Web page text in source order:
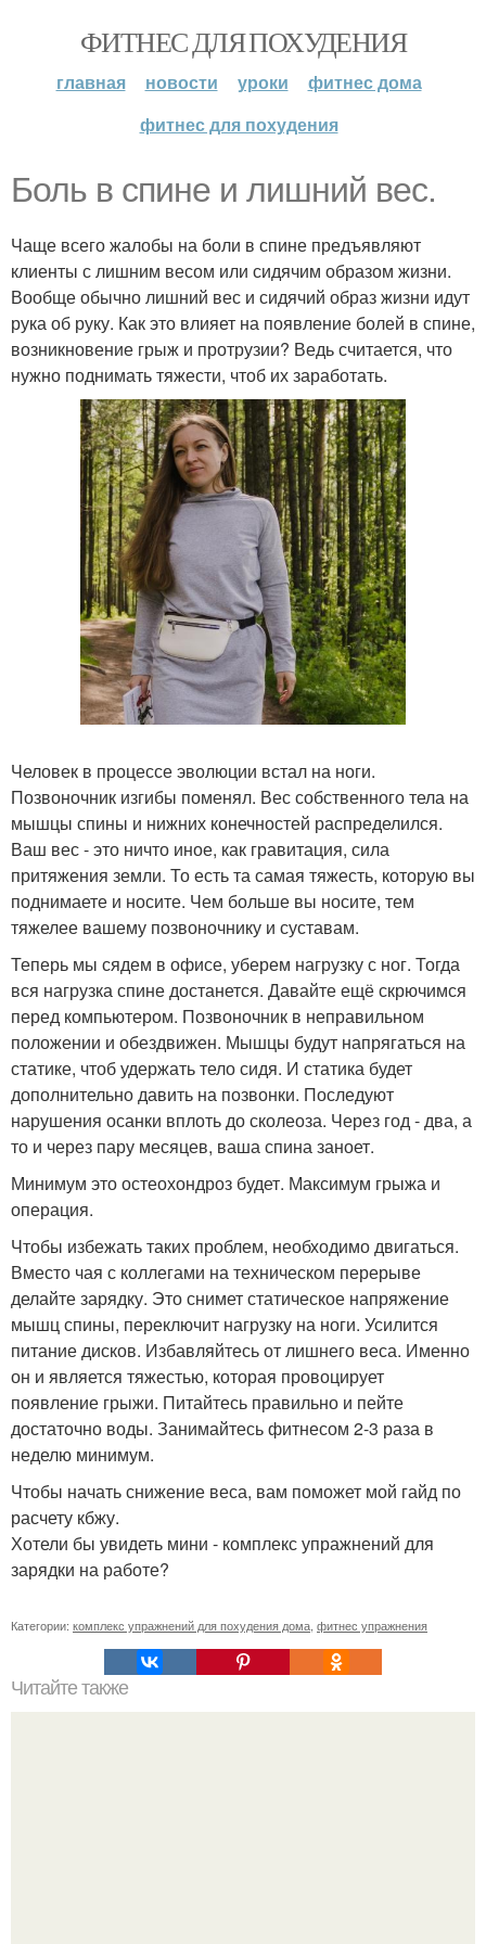
ФИТНЕС ДЛЯ ПОХУДЕНИЯ
главная новости уроки
фитнес дома
фитнес для похудения
Боль в спине и лишний вес.
Чаще всего жалобы на боли в спине предъявляют
клиенты с лишним весом или сидячим образом жизни.
Вообще обычно лишний вес и сидячий образ жизни идут
рука об руку. Как это влияет на появление болей в спине,
возникновение грыж и протрузии? Ведь считается, что
нужно поднимать тяжести, чтоб их заработать.
Человек в процессе эволюции встал на ноги.
Позвоночник изгибы поменял. Вес собственного тела на
мышцы спины и нижних конечностей распределился.
Ваш вес - это ничто иное, как гравитация, сила
притяжения земли. То есть та самая тяжесть, которую вы
поднимаете и носите. Чем больше вы носите, тем
тяжелее вашему позвоночнику и суставам.
Теперь мы сядем в офисе, уберем нагрузку с ног. Тогда
вся нагрузка спине достанется. Давайте ещё скрючимся
перед компьютером. Позвоночник в неправильном
положении и обездвижен. Мышцы будут напрягаться на
статике, чтоб удержать тело сидя. И статика будет
дополнительно давить на позвонки. Последуют
нарушения осанки вплоть до сколеоза. Через год - два, а
то и через пару месяцев, ваша спина заноет.
Минимум это остеохондроз будет. Максимум грыжа и
операция.
Чтобы избежать таких проблем, необходимо двигаться.
Вместо чая с коллегами на техническом перерыве
делайте зарядку. Это снимет статическое напряжение
мышц спины, переключит нагрузку на ноги. Усилится
питание дисков. Избавляйтесь от лишнего веса. Именно
он и является тяжестью, которая провоцирует
появление грыжи. Питайтесь правильно и пейте
достаточно воды. Занимайтесь фитнесом 2-3 раза в
неделю минимум.
Чтобы начать снижение веса, вам поможет мой гайд по
расчету кбжу.
Хотели бы увидеть мини - комплекс упражнений для
зарядки на работе?
Категории: комплекс упражнений для похудения дома фитнес упражнения
Читайте также